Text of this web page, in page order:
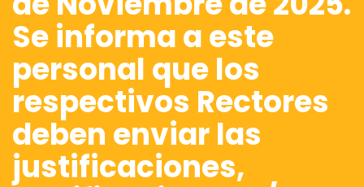
Se informa a este
personal que los
respectivos Rectores
deben enviar las
justificaciones,